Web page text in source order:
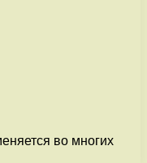
во многих